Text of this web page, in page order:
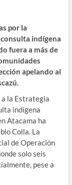
por la
indígena
fuera a más de
apelando al
a la Estrategia
indígena
Atacama ha
Colla. La
de Operación
solo seis
pese a